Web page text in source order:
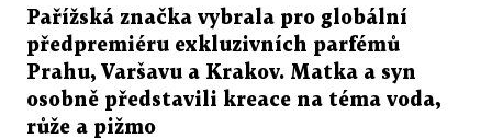
Pařížská značka vybrala pro globální
předpremiéru exkluzivních parfémů
Prahu, Varšavu a Krakov. Matka a syn
osobně představili kreace na téma voda,
růže a pižmo